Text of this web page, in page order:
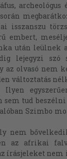
archeológus
isszanszu
embert,
után leülnek
lejegyzi szó
az olvasó nem
változtatás
tud beszélni
Szimbo
nem
az afrikai
írásjeleket nem